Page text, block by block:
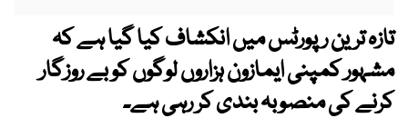
تازہ ترین رپورٹس میں انکشاف کیا گیا ہے کہ
مشہور کمپنی ایمازون ہزاروں لوگوں کو بے روزگار
کرنے کی منصوبہ بندی کر رہی ہے۔